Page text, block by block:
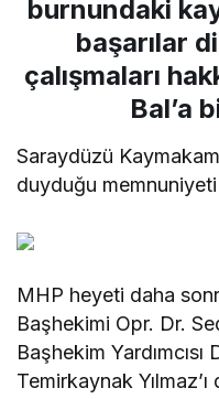
burnundaki
başarılar
çalışmaları
Bal’a
Saraydüzü
duyduğu
MHP heyeti daha
Başhekimi Opr. Dr.
Başhekim
Temirkaynak